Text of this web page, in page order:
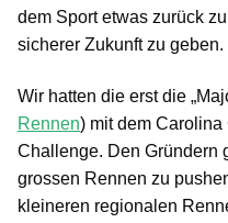
dem Sport etwas zurück
sicherer Zukunft zu geben.
Wir hatten die erst die
Rennen) mit dem
Challenge. Den Gründern
grossen Rennen zu
kleineren regionalen